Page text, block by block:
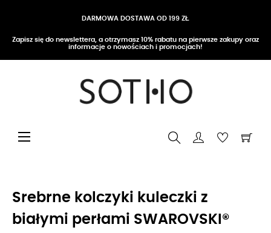
DARMOWA DOSTAWA OD 199 ZŁ
Zapisz się do newslettera, a otrzymasz 10% rabatu na pierwsze zakupy oraz
informacje o nowościach i promocjach!
Przełącz nawigację
☰
Srebrne kolczyki kuleczki z
białymi perłami SWAROVSKI®